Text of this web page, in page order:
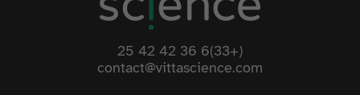
(+33)6 36 42 42 25
contact@vittascience.com